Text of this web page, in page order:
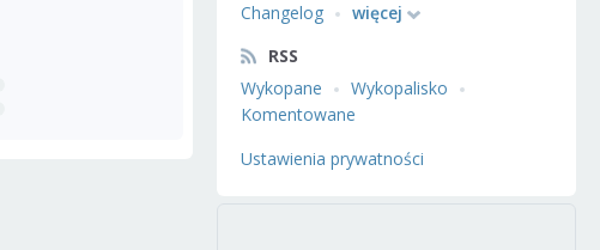
Changelog
więcej
RSS
Wykopane
Wykopalisko
Komentowane
Ustawienia prywatności